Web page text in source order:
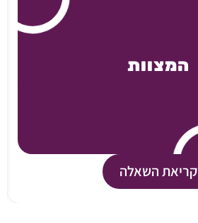
המצוות
קריאת השאלה